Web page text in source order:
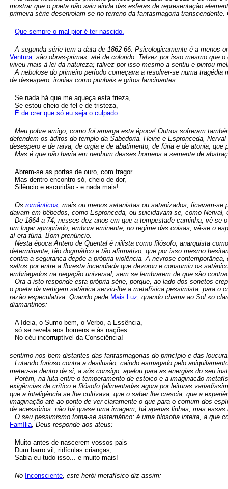
mostrar que o poeta não saiu ainda das esferas de representação
primeira série desenrolam-se no terreno da fantasmagoria
Que sempre o mal pior é ter nascido.
A segunda série tem a data de 1862-66. Psicologicamente é a menos
Ventura, são obras-primas, até de colorido. Talvez por isso mesmo que
viveu mais à lei da natureza; talvez por isso mesmo a sentiu e pintou
A nebulose do primeiro período começava a resolver-se numa
de desespero, ironias como punhais e gritos lancinantes:
Se nada há que me aqueça esta frieza,
Se estou cheio de fel e de tristeza,
É de crer que só eu seja o culpado.
Meu pobre amigo, como foi amarga esta época! Outros sofreram
defendem os áditos do templo da Sabedoria. Heine e Espronceda,
desespero e de raiva, de orgia e de abatimento, de fúria e de atonia, que
Mas é que não havia em nenhum desses homens a semente de
Abrem-se as portas de ouro, com fragor...
Mas dentro encontro só, cheio de dor,
Silêncio e escuridão - e nada mais!
Os românticos, mais ou menos satanistas ou satanizados, ficavam-se
davam em bêbedos, como Espronceda, ou suicidavam-se, como
De 1864 a 74, nesses dez anos em que a tempestade caminha, vê-se
um lugar apropriado, embora eminente, no regime das coisas; vê-se o
aí era fúria. Bom prenúncio.
Nesta época Antero de Quental é niilista como filósofo, anarquista
determinante, tão dogmático e tão afirmativo, que por isso mesmo
contra a segurança depõe a própria violência. A nevrose
saltos por entre a floresta incendiada que devorou e consumiu os
embriagados na negação universal, sem se lembrarem de que são
Ora a isto responde esta própria série, porque, ao lado dos sonetos
o poeta da vertigem satânica serviu-lhe a metafísica pessimista; para o
razão especulativa. Quando pede Mais Luz, quando chama ao Sol «o
diamantinos:
A Ideia, o Sumo bem, o Verbo, a Essência,
só se revela aos homens e às nações
No céu incorruptível da Consciência!
sentimo-nos bem distantes das fantasmagorias do princípio e das
Lutando furioso contra a desilusão, caindo esmagado pelo
meteu-se dentro de si, a sós consigo, apelou para as energias do seu
Porém, na luta entre o temperamento de estoico e a imaginação
exigências de crítico e filósofo (alimentadas agora por leituras
que a inteligência se lhe cultivava, que o saber lhe crescia, que a
imaginação até ao ponto de ver claramente o que para o comum dos
de acessórios: não há quase uma imagem; há apenas linhas, mas
O seu pessimismo torna-se sistemático: é uma filosofia inteira, a que
Família, Deus responde aos ateus:
Muito antes de nascerem vossos pais
Dum barro vil, ridículas crianças,
Sabia eu tudo isso... e muito mais!
No Inconsciente, este herói metafísico diz assim: